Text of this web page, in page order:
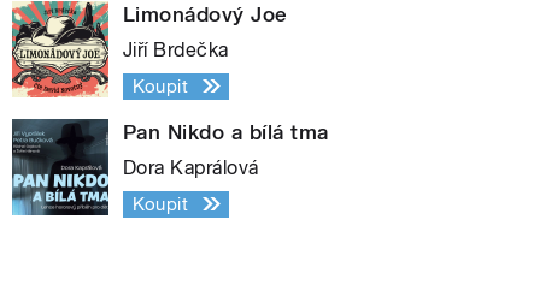
Limonádový Joe
Jiří Brdečka
Koupit
Pan Nikdo a bílá tma
Dora Kaprálová
Koupit